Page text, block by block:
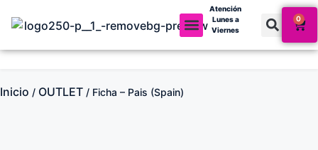
Atención
Lunes a
Viernes
0
Inicio / OUTLET / Ficha – Pais (Spain)